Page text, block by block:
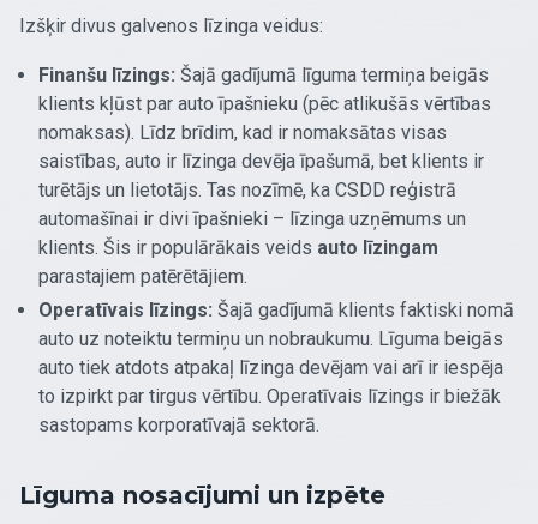
Izšķir divus galvenos līzinga veidus:
Finanšu līzings: Šajā gadījumā līguma termiņa beigās
klients kļūst par auto īpašnieku (pēc atlikušās vērtības
nomaksas). Līdz brīdim, kad ir nomaksātas visas
saistības, auto ir līzinga devēja īpašumā, bet klients ir
turētājs un lietotājs. Tas nozīmē, ka CSDD reģistrā
automašīnai ir divi īpašnieki – līzinga uzņēmums un
klients. Šis ir populārākais veids auto līzingam
parastajiem patērētājiem.
Operatīvais līzings: Šajā gadījumā klients faktiski nomā
auto uz noteiktu termiņu un nobraukumu. Līguma beigās
auto tiek atdots atpakaļ līzinga devējam vai arī ir iespēja
to izpirkt par tirgus vērtību. Operatīvais līzings ir biežāk
sastopams korporatīvajā sektorā.
Līguma nosacījumi un izpēte